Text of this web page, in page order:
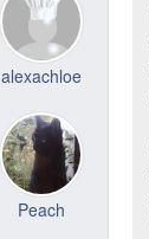
alexachloe
Peach